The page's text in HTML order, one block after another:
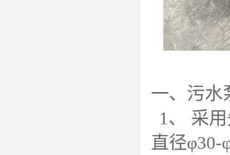
一、污水
1、 采
直径φ30-